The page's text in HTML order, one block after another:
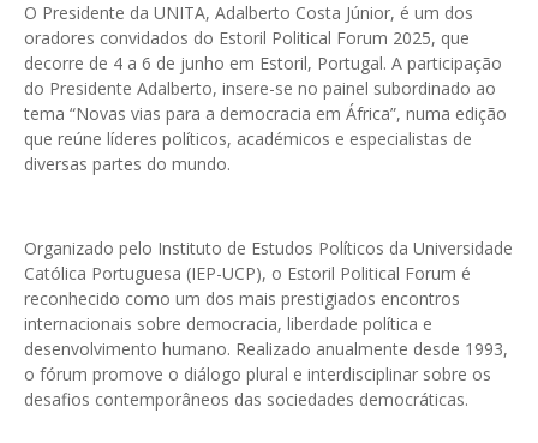
O Presidente da UNITA, Adalberto Costa Júnior, é um dos
oradores convidados do Estoril Political Forum 2025, que
decorre de 4 a 6 de junho em Estoril, Portugal. A participação
do Presidente Adalberto, insere-se no painel subordinado ao
tema “Novas vias para a democracia em África”, numa edição
que reúne líderes políticos, académicos e especialistas de
diversas partes do mundo.
Organizado pelo Instituto de Estudos Políticos da Universidade
Católica Portuguesa (IEP-UCP), o Estoril Political Forum é
reconhecido como um dos mais prestigiados encontros
internacionais sobre democracia, liberdade política e
desenvolvimento humano. Realizado anualmente desde 1993,
o fórum promove o diálogo plural e interdisciplinar sobre os
desafios contemporâneos das sociedades democráticas.